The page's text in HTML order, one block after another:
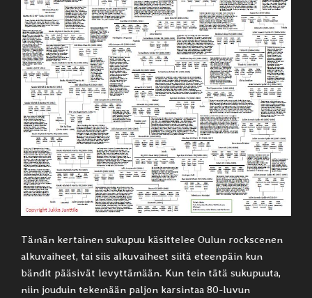
Tämän kertainen sukupuu käsittelee Oulun rockscenen
alkuvaiheet, tai siis alkuvaiheet siitä eteenpäin kun
bändit pääsivät levyttämään. Kun tein tätä sukupuuta,
niin jouduin tekemään paljon karsintaa 80-luvun